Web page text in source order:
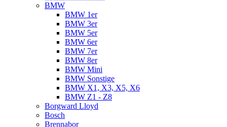
BMW
BMW 1er
BMW 3er
BMW 5er
BMW 6er
BMW 7er
BMW 8er
BMW Mini
BMW Sonstige
BMW X1, X3, X5, X6
BMW Z1 - Z8
Borgward Lloyd
Bosch
Brennabor